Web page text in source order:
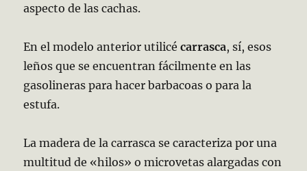
aspecto de las cachas.
En el modelo anterior utilicécarrasca, sí, esos
leños que se encuentran fácilmente en las
gasolineras para hacer barbacoas o para la
estufa.
La madera de la carrasca se caracteriza por una
multitud de «hilos» o microvetas alargadas con